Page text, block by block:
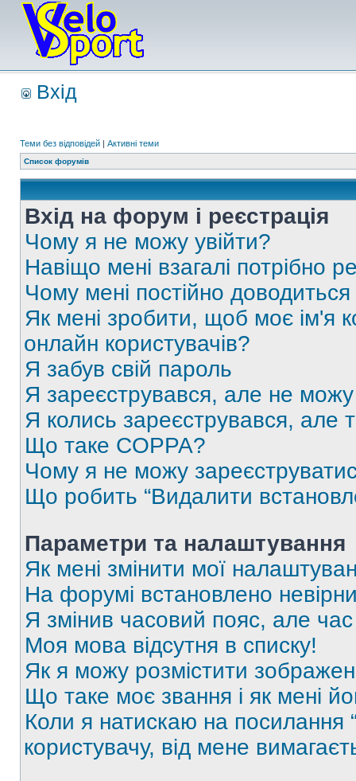
Вхід
Теми без відповідей | Активні теми
Список форумів
Вхід на форум і реєстрація
Чому я не можу увійти?
Навіщо мені взагалі потрібно
Чому мені постійно
Як мені зробити, щоб моє ім'я
онлайн користувачів?
Я забув свій пароль
Я зареєструвався, але не
Я колись зареєструвався,
Що таке COPPA?
Чому я не можу
Що робить “Видалити
Параметри та налаштування
Як мені змінити мої
На форумі встановлено
Я змінив часовий пояс, але
Моя мова відсутня в списку!
Як я можу розмістити
Що таке моє звання і як мені
Коли я натискаю на посилання
користувачу, від мене